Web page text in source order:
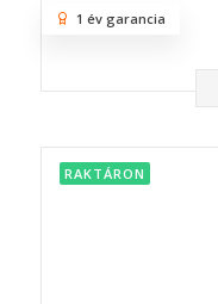
1 év garancia
RAKTÁRON